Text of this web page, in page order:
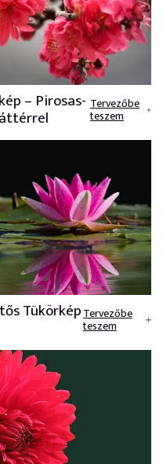
– Pirosas- Tervezőbe
teszem
TükörképTervezőbe
teszem